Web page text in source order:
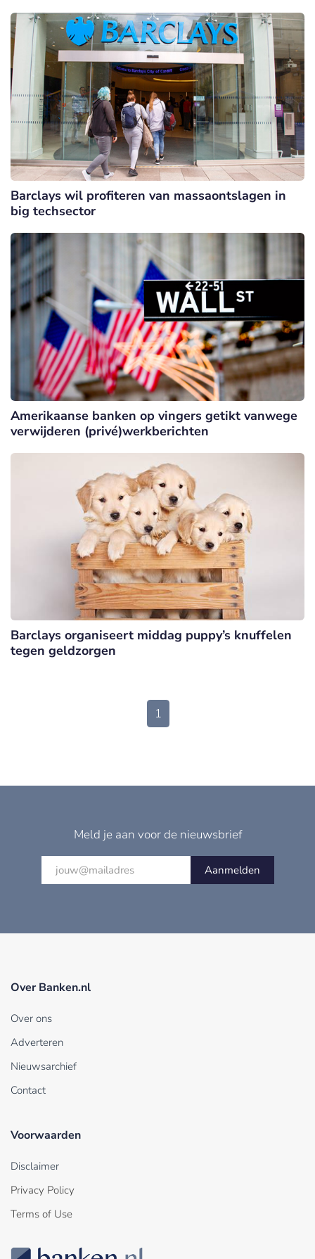
Barclays wil profiteren van massaontslagen in
big techsector
Amerikaanse banken op vingers getikt vanwege
verwijderen (privé)werkberichten
Barclays organiseert middag puppy’s knuffelen
tegen geldzorgen
1
Meld je aan voor de nieuwsbrief
Aanmelden
Over Banken.nl
Over ons
Adverteren
Nieuwsarchief
Contact
Voorwaarden
Disclaimer
Privacy Policy
Terms of Use